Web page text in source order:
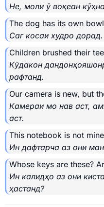
Не, моли ӯ воқеан
The dog has its own
Саг косаи худро дорад.
Children brushed their
Кӯдакон
рафтанд.
Our camera is new, but
Камераи мо нав аст,
аст.
This notebook is not
Ин дафтарча аз они ман
Whose keys are these?
Ин калидҳо аз они
ҳастанд?